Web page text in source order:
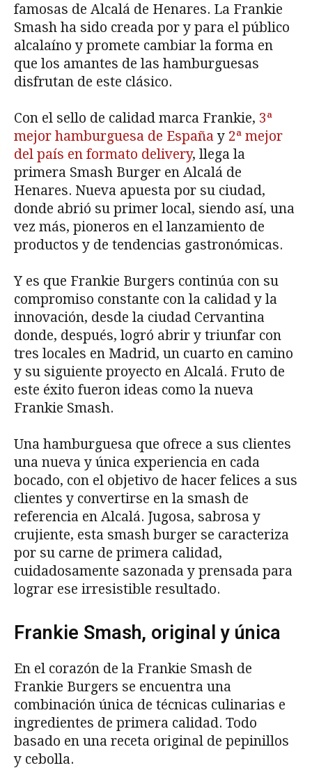
famosas de Alcalá de Henares. La Frankie
Smash ha sido creada por y para el público
alcalaíno y promete cambiar la forma en
que los amantes de las hamburguesas
disfrutan de este clásico.
Con el sello de calidad marca Frankie, 3ª
mejor hamburguesa de Españay 2ª mejor
del país en formato delivery, llega la
primera Smash Burger en Alcalá de
Henares. Nueva apuesta por su ciudad,
donde abrió su primer local, siendo así, una
vez más, pioneros en el lanzamiento de
productos y de tendencias gastronómicas.
Y es que Frankie Burgers continúa con su
compromiso constante con la calidad y la
innovación, desde la ciudad Cervantina
donde, después, logró abrir y triunfar con
tres locales en Madrid, un cuarto en camino
y su siguiente proyecto en Alcalá. Fruto de
este éxito fueron ideas como la nueva
Frankie Smash.
Una hamburguesa que ofrece a sus clientes
una nueva y única experiencia en cada
bocado, con el objetivo de hacer felices a sus
clientes y convertirse en la smash de
referencia en Alcalá. Jugosa, sabrosa y
crujiente, esta smash burger se caracteriza
por su carne de primera calidad,
cuidadosamente sazonada y prensada para
lograr ese irresistible resultado.
Frankie Smash, original y única
En el corazón de la Frankie Smash de
Frankie Burgers se encuentra una
combinación única de técnicas culinarias e
ingredientes de primera calidad. Todo
basado en una receta original de pepinillos
y cebolla.